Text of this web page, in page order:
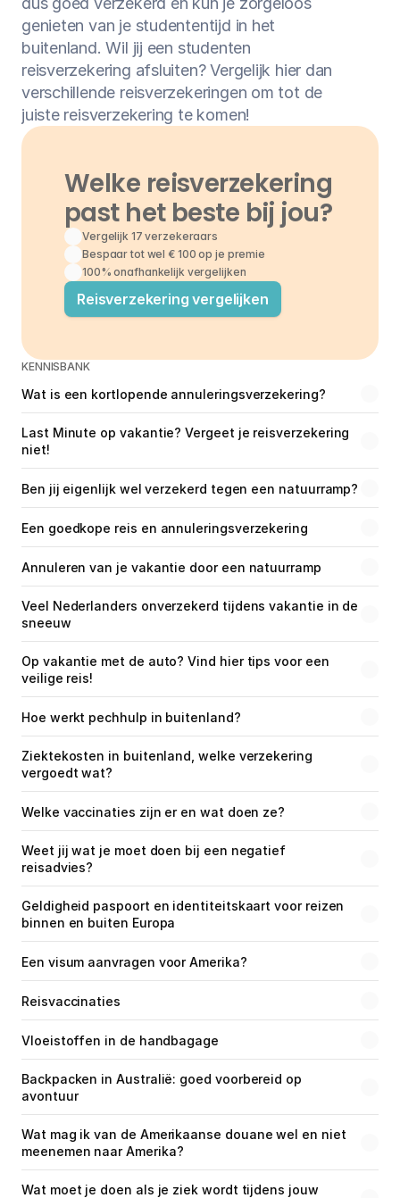
KENNISBANK
Wat is een kortlopende annuleringsverzekering?
Last Minute op vakantie? Vergeet je reisverzekering
niet!
Ben jij eigenlijk wel verzekerd tegen een natuurramp?
Een goedkope reis en annuleringsverzekering
Annuleren van je vakantie door een natuurramp
Veel Nederlanders onverzekerd tijdens vakantie in de
sneeuw
Op vakantie met de auto? Vind hier tips voor een
veilige reis!
Hoe werkt pechhulp in buitenland?
Ziektekosten in buitenland, welke verzekering
vergoedt wat?
Welke vaccinaties zijn er en wat doen ze?
Weet jij wat je moet doen bij een negatief
reisadvies?
Geldigheid paspoort en identiteitskaart voor reizen
binnen en buiten Europa
Een visum aanvragen voor Amerika?
Reisvaccinaties
Vloeistoffen in de handbagage
Backpacken in Australië: goed voorbereid op
avontuur
Wat mag ik van de Amerikaanse douane wel en niet
meenemen naar Amerika?
Wat moet je doen als je ziek wordt tijdens jouw
genieten van je studententijd in het
buitenland. Wil jij een studenten
reisverzekering afsluiten? Vergelijk hier dan
verschillende reisverzekeringen om tot de
juiste reisverzekering te komen!
Welke reisverzekering
past het beste bij jou?
Vergelijk 17 verzekeraars
Bespaar tot wel € 100 op je premie
100% onafhankelijk vergelijken
Reisverzekering vergelijken